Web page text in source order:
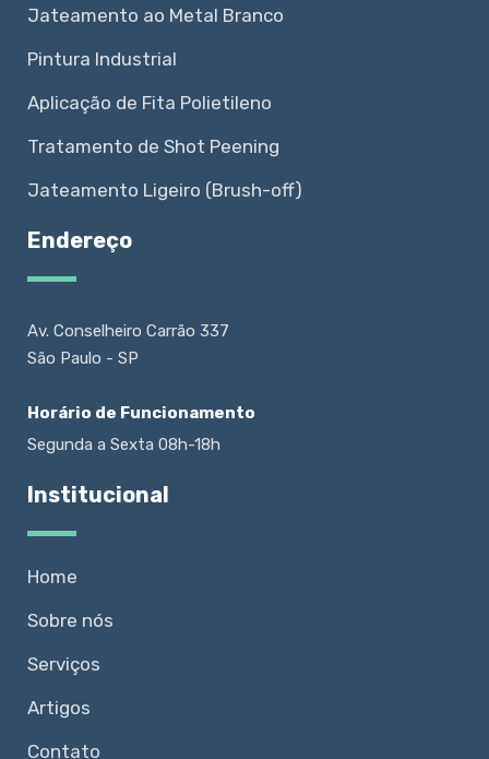
Jateamento ao Metal Branco
Pintura Industrial
Aplicação de Fita Polietileno
Tratamento de Shot Peening
Jateamento Ligeiro (Brush-off)
Endereço
Av. Conselheiro Carrão 337
São Paulo - SP
Horário de Funcionamento
Segunda a Sexta 08h-18h
Institucional
Home
Sobre nós
Serviços
Artigos
Contato